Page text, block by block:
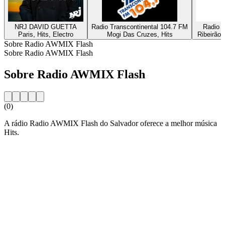
NRJ DAVID GUETTA
Paris, Hits, Electro
Radio Transcontinental 104.7 FM
Mogi Das Cruzes, Hits
Radio
Ribeirão
Sobre Radio AWMIX Flash
Sobre Radio AWMIX Flash
Sobre Radio AWMIX Flash
(0)
A rádio Radio AWMIX Flash do Salvador oferece a melhor música
Hits.